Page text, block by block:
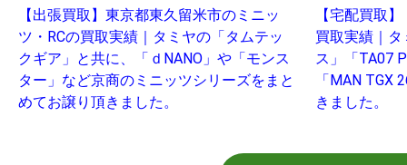
【出張買取】東京都東久留米市のミニッ
ツ・RCの買取実績｜タミヤの「タムテッ
クギア」と共に、「ｄNANO」や「モンス
ター」など京商のミニッツシリーズをまと
めてお譲り頂きました。
【宅配買取
買取実績｜
ス」「TA07
「MAN TGX
きました。